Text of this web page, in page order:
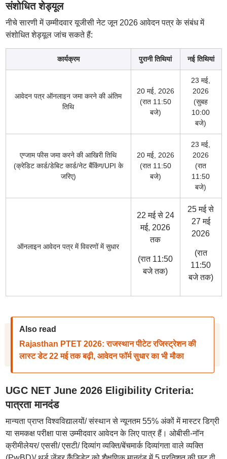
संशोधित शेड्यूल
नीचे सारणी में उम्मीदवार यूजीसी नेट जून 2026 आवेदन पत्र के संबंध में
संशोधित शेड्यूल जांच सकते हैं:
कार्यक्रम पुरानी तिथियां नई तिथियां
आवेदन पत्र ऑनलाइन जमा करने की अंतिम
तिथि
20 मई, 2026
(रात 11:50
बजे)
23 मई,
2026
(सुबह
10:00
बजे)
एग्जाम फीस जमा करने की आखिरी तिथि
(क्रेडिट कार्ड/डेबिट कार्ड/नेट बैंकिंग/UPI के
जरिए)
20 मई, 2026
(रात 11:50
बजे)
23 मई,
2026
(रात
11:50
बजे)
ऑनलाइन आवेदन पत्र में विवरणों में सुधार
22 मई से 24
मई, 2026
तक
(रात 11:50
बजे तक)
25 मई से
27 मई
2026
(रात
11:50
बजे तक)
Also read
Rajasthan PTET 2026: राजस्थान पीटेट रजिस्ट्रेशन की
लास्ट डेट 22 मई तक बढ़ी, आवेदन फॉर्म सुधार का भी मौका
UGC NET June 2026 Eligibility Criteria:
पात्रता मानदंड
मान्यता प्राप्त विश्वविद्यालयों/ संस्थान से न्यूनतम 55% अंकों में मास्टर डिग्री
या समकक्ष परीक्षा पास उम्मीदवार आवेदन के लिए पात्र हैं। ओबीसी-नॉन
क्रीमीलेयर/ एससी/ एसटी/ दिव्यांग व्यक्ति/बेंचमार्क दिव्यांगता वाले व्यक्ति